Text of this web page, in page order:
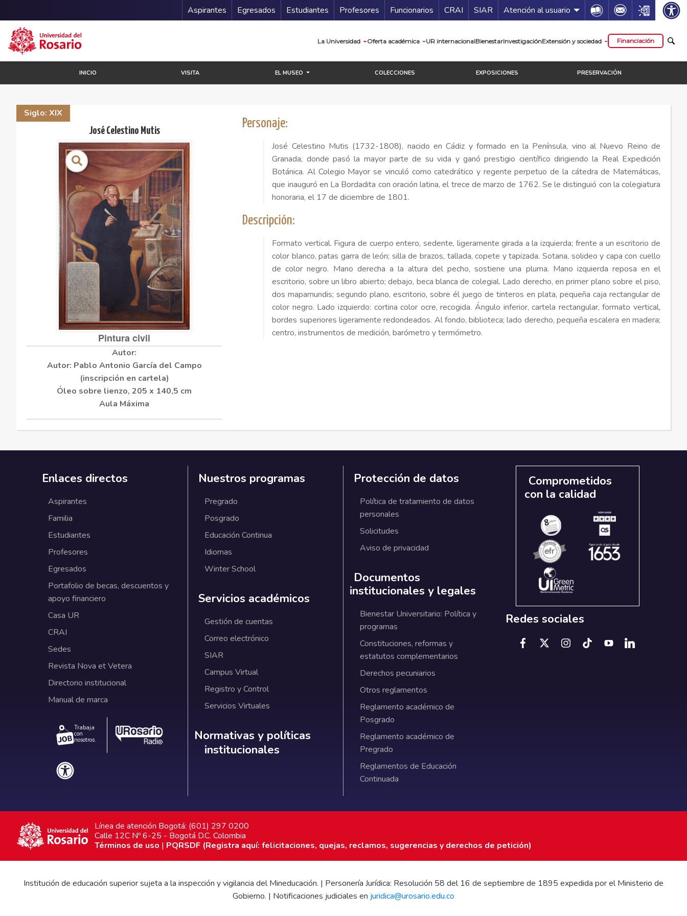
Menu Secundario
Aspirantes Egresados Estudiantes Profesores Funcionarios Guía de servicios
CRAI SIAR Atención al usuario Icon Icon Icon
La Universidad Oferta académica UR internacionalBienestarInvestigaciónExtensión y sociedad Financiación
INICIO VISITA EL MUSEO COLECCIONES EXPOSICIONES PRESERVACIÓN
Siglo: XIX
José Celestino Mutis
Pintura civil
Autor: Pablo Antonio García del Campo
(inscripción en cartela)
Óleo sobre lienzo,205 x 140,5 cm
Aula Máxima
Personaje:
José Celestino Mutis (1732-1808), nacido en Cádiz y formado en la Península, vino al Nuevo Reino de
Granada, donde pasó la mayor parte de su vida y ganó prestigio científico dirigiendo la Real Expedición
Botánica. Al Colegio Mayor se vinculó como catedrático y regente perpetuo de la cátedra de Matemáticas,
que inauguró en La Bordadita con oración latina, el trece de marzo de 1762. Se le distinguió con la colegiatura
honoraria, el 17 de diciembre de 1801.
Descripción:
Formato vertical. Figura de cuerpo entero, sedente, ligeramente girada a la izquierda; frente a un escritorio de
color blanco, patas garra de león; silla de brazos, tallada, copete y tapizada. Sotana, solideo y capa con cuello
de color negro. Mano derecha a la altura del pecho, sostiene una pluma. Mano izquierda reposa en el
escritorio, sobre un libro abierto; debajo, beca blanca de colegial. Lado derecho, en primer plano sobre el piso,
dos mapamundis; segundo plano, escritorio, sobre él juego de tinteros en plata, pequeña caja rectangular de
color negro. Lado izquierdo: cortina color ocre, recogida. Ángulo inferior, cartela rectangular, formato vertical,
bordes superiores ligeramente redondeados. Al fondo, biblioteca; lado derecho, pequeña escalera en madera;
centro, instrumentos de medición, barómetro y termómetro.
Enlaces directos
Aspirantes
Familia
Estudiantes
Profesores
Egresados
Portafolio de becas, descuentos y
apoyo financiero
Casa UR
CRAI
Sedes
Revista Nova et Vetera
Directorio institucional
Manual de marca
Trabaja
con
nosotros.
Nuestros programas
Pregrado
Posgrado
Educación Continua
Idiomas
Winter School
Servicios académicos
Gestión de cuentas
Correo electrónico
SIAR
Campus Virtual
Registro y Control
Servicios Virtuales
Normativas y políticas institucionales
Normativas y políticas
institucionales
Protección de datos
Política de tratamiento de datos
personales
Solicitudes
Aviso de privacidad
Documentos
institucionales y legales
Bienestar Universitario: Política y
programas
Constituciones, reformas y
estatutos complementarios
Derechos pecuniarios
Otros reglamentos
Reglamento académico de
Posgrado
Reglamento académico de
Pregrado
Reglamentos de Educación
Continuada
Comprometidos
con la calidad
Redes sociales
Línea de atención Bogotá: (601) 297 0200
Calle 12C Nº 6-25 - Bogotá D.C. Colombia
Términos de uso | PQRSDF (Registra aquí: felicitaciones, quejas, reclamos, sugerencias y derechos de petición)
Institución de educación superior sujeta a la inspección y vigilancia del Mineducación. | Personería Jurídica: Resolución 58 del 16 de septiembre de 1895 expedida por el Ministerio de
Gobierno. | Notificaciones judiciales en juridica@urosario.edu.co